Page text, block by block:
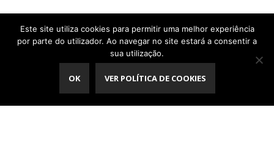
Este site utiliza cookies para permitir uma melhor experiência
por parte do utilizador. Ao navegar no site estará a consentir a
sua utilização.
OK VER POLÍTICA DE COOKIES